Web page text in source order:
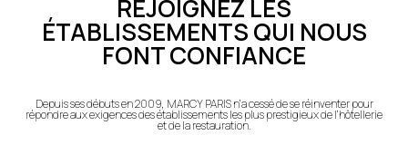
REJOIGNEZ LES
ÉTABLISSEMENTS QUI NOUS
FONT CONFIANCE
Depuis ses débuts en 2009, MARCY PARIS n’a cessé de se réinventer pour
répondreaux exigences des établissements les plus prestigieux de l’hôtellerie
et de la restauration.